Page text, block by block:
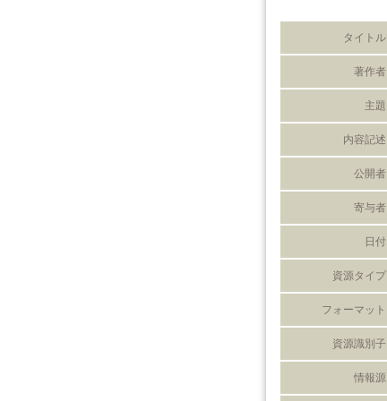
タイトル
著作者
主題
内容記述
公開者
寄与者
日付
資源タイプ
フォーマット
資源識別子
情報源